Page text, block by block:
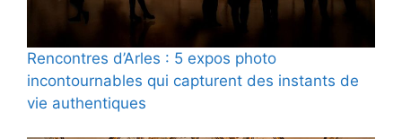
Rencontres d’Arles : 5 expos photo
incontournables qui capturent des instants de
vie authentiques